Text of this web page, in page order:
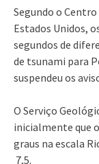
Segundo o
Estados Unidos,
segundos de
de tsunami para
suspendeu os
O Serviço
inicialmente que
graus na escala
7,5.